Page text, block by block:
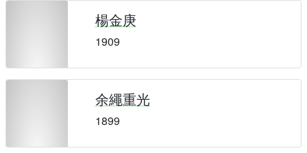
楊金庚
1909
余繩重光
1899